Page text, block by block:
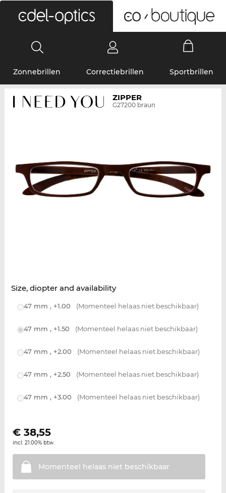
Zonnebrillen Correctiebrillen Sportbrillen
ZIPPER
G27200 braun
Size, diopter and availability
47 mm , +1.00 (Momenteel helaas niet beschikbaar)
47 mm , +1.50 (Momenteel helaas niet beschikbaar)
47 mm , +2.00 (Momenteel helaas niet beschikbaar)
47 mm , +2.50 (Momenteel helaas niet beschikbaar)
47 mm , +3.00 (Momenteel helaas niet beschikbaar)
€ 38,55
incl. 21.00% btw.
Momenteel helaas niet beschikbaar